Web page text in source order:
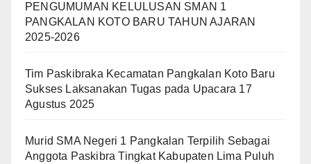
PENGUMUMAN KELULUSAN SMAN 1
PANGKALAN KOTO BARU TAHUN AJARAN
2025-2026
Tim Paskibraka Kecamatan Pangkalan Koto Baru
Sukses Laksanakan Tugas pada Upacara 17
Agustus 2025
Murid SMA Negeri 1 Pangkalan Terpilih Sebagai
Anggota Paskibra Tingkat Kabupaten Lima Puluh